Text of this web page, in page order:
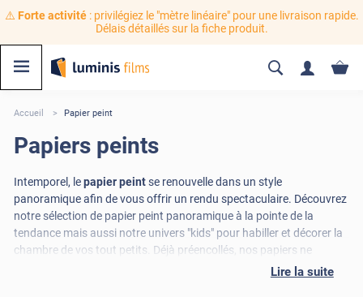
⚠️ Forte activité: privilégiez le "mètre linéaire" pour une livraison rapide.
Délais détaillés sur la fiche produit.
Accueil Papier peint
Papiers peints
Intemporel, lepapier peintse renouvelle dans un style
panoramique afin de vous offrir un rendu spectaculaire. Découvrez
notre sélection de papier peint panoramique à la pointe de la
tendance mais aussi notre univers "kids" pour habiller et décorer la
chambre de vos tout petits. Déjà préencollés, nos papiers ne
contiennent aucune substances plastiques et sont fabriqués en
Lire la suite